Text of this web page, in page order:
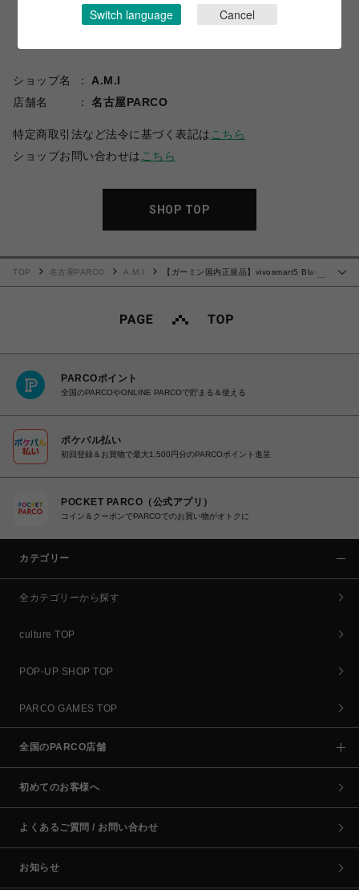
ショップ名
A.M.I
店舗名
名古屋PARCO
特定商取引法など法令に基づく表記は こちら
ショップお問い合わせは こちら
SHOP TOP
…
TOP 名古屋PARCO A.M.I
【ガーミン国内正規品】vivosmart5 Black
PARCOポイント
全国のPARCOやONLINE PARCOで貯まる＆使える
ポケパル払い
初回登録＆お買物で最大1,500円分のPARCOポイント進呈
POCKET PARCO（公式アプリ）
コイン＆クーポンでPARCOでのお買い物がオトクに
カテゴリー
全カテゴリーから探す
culture TOP
POP-UP SHOP TOP
PARCO GAMES TOP
全国のPARCO店舗
初めてのお客様へ
よくあるご質問 / お問い合わせ
お知らせ
Switch language Cancel